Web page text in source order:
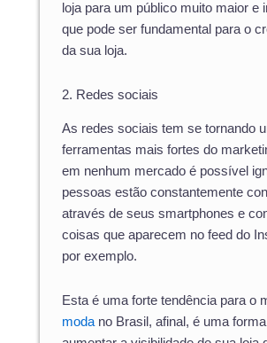
loja para um público muito maior e
que pode ser fundamental para o
da sua loja.
2. Redes sociais
As redes sociais tem se tornando
ferramentas mais fortes do
em nenhum mercado é possível
pessoas estão constantemente
através de seus smartphones e
coisas que aparecem no feed do
por exemplo.
Esta é uma forte tendência para o
moda no Brasil, afinal, é uma